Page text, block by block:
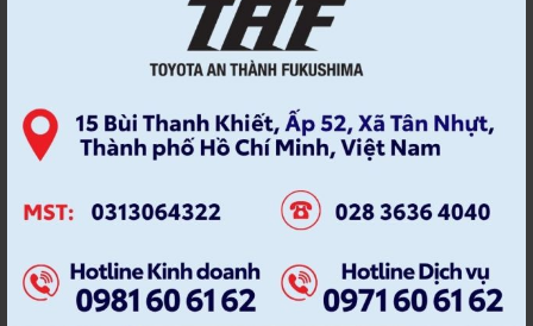
TÍCH ĐIỂM NHẬN QUÀ
TIẾN ĐỘ SỬA CHỮA
TOYOA AN THÀNH
FUKUSHIMA
TOYOT AN THANH
FUKUSHIMA
TOYOTA AN THÀNH
TOYOTA AN THÀNH
FUKUHSIMA